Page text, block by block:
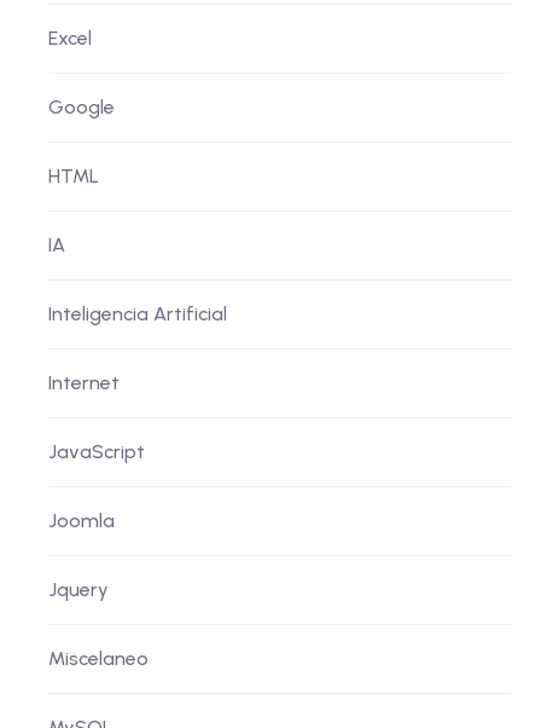
Excel
Google
HTML
IA
Inteligencia Artificial
Internet
JavaScript
Joomla
Jquery
Miscelaneo